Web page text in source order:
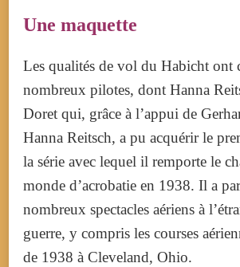
Une maquette
Les qualités de vol du Habicht ont
nombreux pilotes, dont Hanna
Doret qui, grâce à l’appui de
Hanna Reitsch, a pu acquérir le
la série avec lequel il remporte le
monde d’acrobatie en 1938. Il a
nombreux spectacles aériens à
guerre, y compris les courses
de 1938 à Cleveland, Ohio.